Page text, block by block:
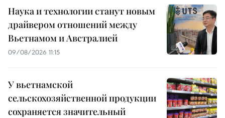
Наука и технологии станут новым
драйвером отношений между
Вьетнамом и Австралией
09/08/2026 11:15
У вьетнамской
сельскохозяйственной продукции
сохраняется значительный